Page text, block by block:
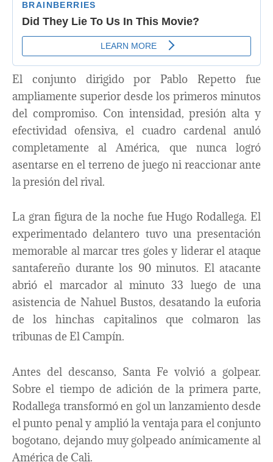
El conjunto dirigido por Pablo Repetto fue
ampliamente superior desde los primeros minutos
del compromiso. Con intensidad, presión alta y
efectividad ofensiva, el cuadro cardenal anuló
completamente al América, que nunca logró
asentarse en el terreno de juego ni reaccionar ante
la presión del rival.
La gran figura de la noche fue Hugo Rodallega. El
experimentado delantero tuvo una presentación
memorable al marcar tres goles y liderar el ataque
santafereño durante los 90 minutos. El atacante
abrió el marcador al minuto 33 luego de una
asistencia de Nahuel Bustos, desatando la euforia
de los hinchas capitalinos que colmaron las
tribunas de El Campín.
Antes del descanso, Santa Fe volvió a golpear.
Sobre el tiempo de adición de la primera parte,
Rodallega transformó en gol un lanzamiento desde
el punto penal y amplió la ventaja para el conjunto
bogotano, dejando muy golpeado anímicamente al
América de Cali.